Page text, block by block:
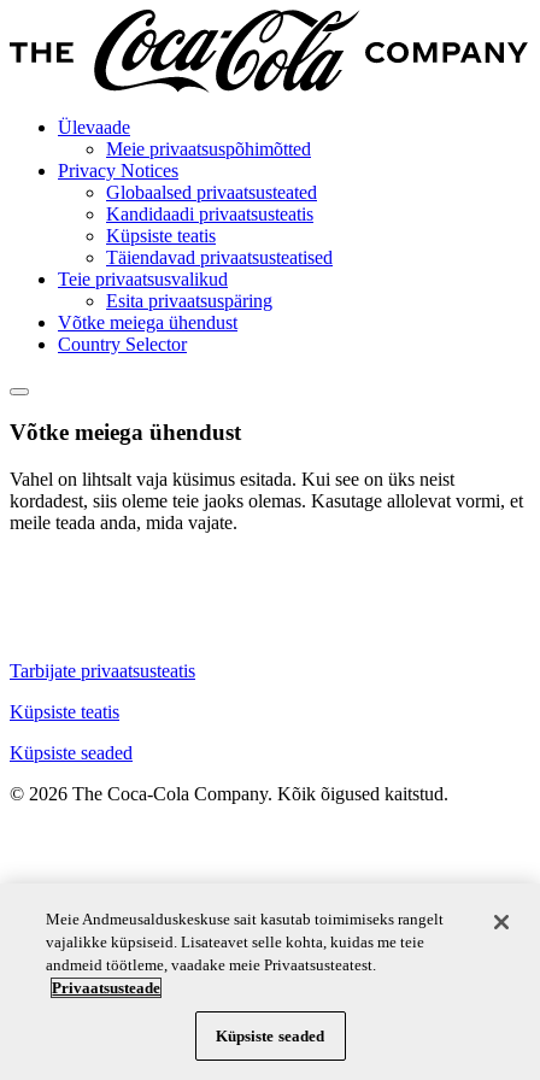
Ülevaade
Meie privaatsuspõhimõtted
Privacy Notices
Globaalsed privaatsusteated
Kandidaadi privaatsusteatis
Küpsiste teatis
Täiendavad privaatsusteatised
Teie privaatsusvalikud
Esita privaatsuspäring
Võtke meiega ühendust
Country Selector
Võtke meiega ühendust
Vahel on lihtsalt vaja küsimus esitada. Kui see on üks neist
kordadest, siis oleme teie jaoks olemas. Kasutage allolevat vormi, et
meile teada anda, mida vajate.
Tarbijate privaatsusteatis
Küpsiste teatis
Küpsiste seaded
© 2026 The Coca‑Cola Company. Kõik õigused kaitstud.
Meie Andmeusalduskeskuse sait kasutab toimimiseks rangelt
vajalikke küpsiseid. Lisateavet selle kohta, kuidas me teie
andmeid töötleme, vaadake meie Privaatsusteatest.
Privaatsusteade
Küpsiste seaded